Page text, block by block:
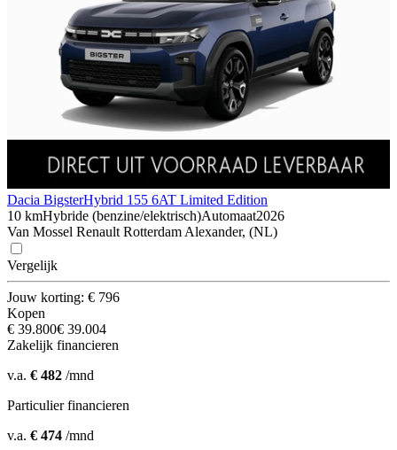
Dacia BigsterHybrid 155 6AT Limited Edition
10 kmHybride (benzine/elektrisch)Automaat2026
Van Mossel Renault Rotterdam Alexander, (NL)
Vergelijk
Jouw korting: € 796
Kopen
€ 39.800€ 39.004
Zakelijk financieren
v.a. € 482 /mnd
Particulier financieren
v.a. € 474 /mnd